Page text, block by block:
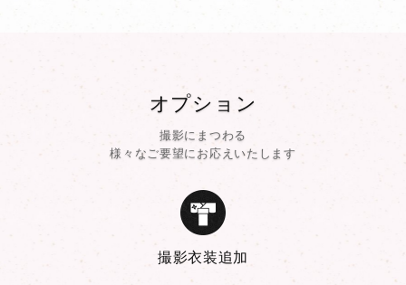
オプション
撮影にまつわる
様々なご要望にお応えいたします
撮影衣装追加